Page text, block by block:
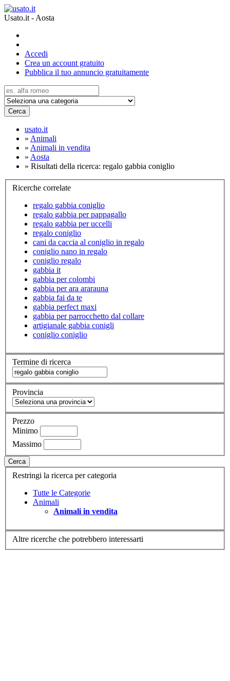
Usato.it - Aosta
Accedi
Crea un account gratuito
Pubblica il tuo annuncio gratuitamente
Cerca
usato.it
» Animali
» Animali in vendita
» Aosta
» Risultati della ricerca: regalo gabbia coniglio
Ricerche correlate
regalo gabbia coniglio
regalo gabbia per pappagallo
regalo gabbia per uccelli
regalo coniglio
cani da caccia al coniglio in regalo
coniglio nano in regalo
coniglio regalo
gabbia it
gabbia per colombi
gabbia per ara ararauna
gabbia fai da te
gabbia perfect maxi
gabbia per parrocchetto dal collare
artigianale gabbia conigli
coniglio coniglio
Termine di ricerca
Provincia
Prezzo
Minimo
Massimo
Cerca
Restringi la ricerca per categoria
Tutte le Categorie
Animali
Animali in vendita
Altre ricerche che potrebbero interessarti